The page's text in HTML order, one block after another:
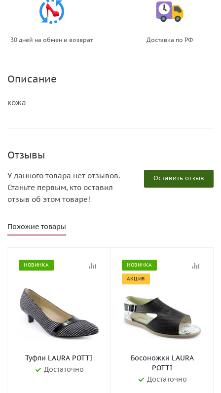
30 дней на обмен и возврат Доставка по РФ
Описание
кожа
Отзывы
Оставить отзыв
У данного товара нет отзывов.
Станьте первым, кто оставил
отзыв об этом товаре!
Похожие товары
НОВИНКА
Туфли LAURA POTTI
Достаточно
НОВИНКА
АКЦИЯ
Босоножки LAURA
POTTI
Достаточно